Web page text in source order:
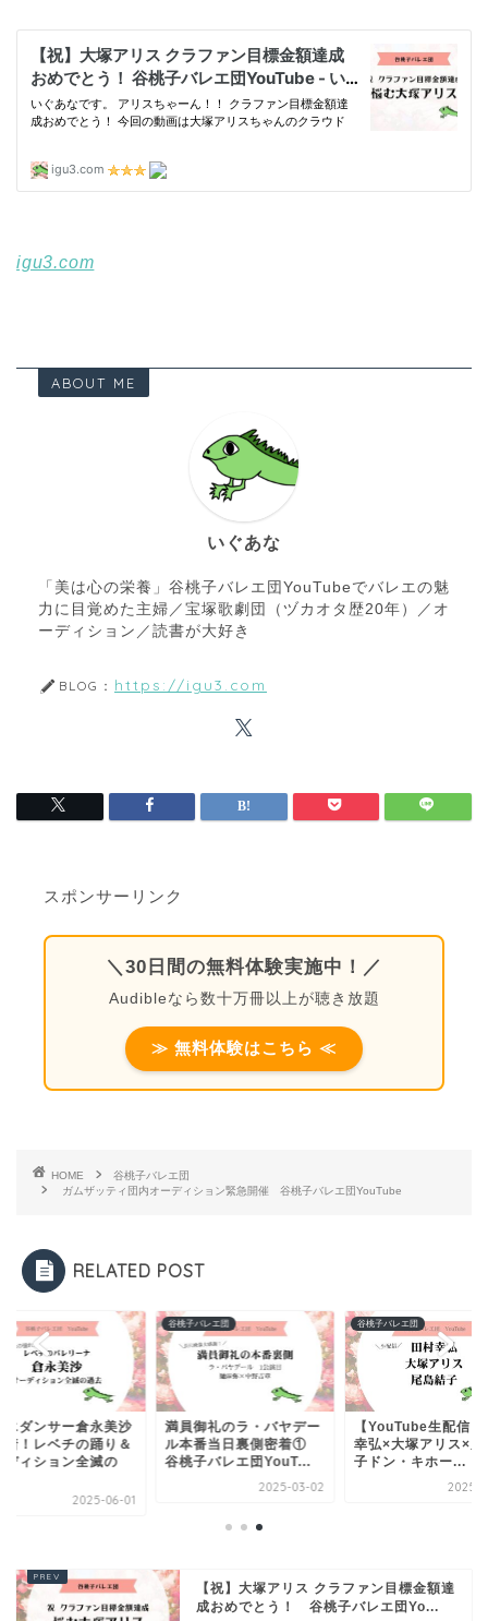
igu3.com
ABOUT ME
いぐあな
「美は心の栄養」谷桃子バレエ団YouTubeでバレエの魅
力に目覚めた主婦／宝塚歌劇団（ヅカオタ歴20年）／オ
ーディション／読書が大好き
BLOG： https://igu3.com
スポンサーリンク
＼30日間の無料体験実施中！／
Audibleなら数十万冊以上が聴き放題
≫ 無料体験はこちら ≪
HOME
谷桃子バレエ団
ガムザッティ団内オーディション緊急開催 谷桃子バレエ団YouTube
RELATED POST
エダンサー倉永美沙
着！レベチの踊り＆
ディション全滅の
2025-06-01
谷桃子バレエ団
満員御礼のラ・バヤデー
ル本番当日裏側密着①
谷桃子バレエ団YouT...
2025-03-02
谷桃子バレエ団
【YouTube生配信】
幸弘×大塚アリス×尾
子ドン・キホー...
2025-
【祝】大塚アリス クラファン目標金額達
成おめでとう！ 谷桃子バレエ団Yo...